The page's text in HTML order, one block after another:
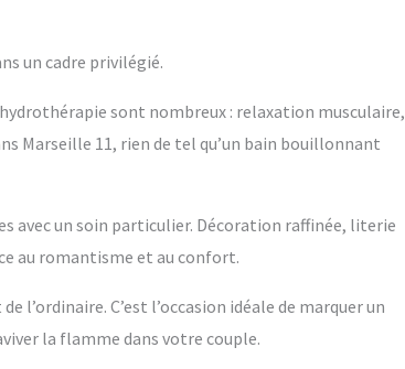
un cadre privilégié.
sont nombreux : relaxation musculaire,
Marseille 11, rien de tel qu’un bain bouillonnant
avec un soin particulier. Décoration raffinée, literie
au romantisme et au confort.
l’ordinaire. C’est l’occasion idéale de marquer un
la flamme dans votre couple.